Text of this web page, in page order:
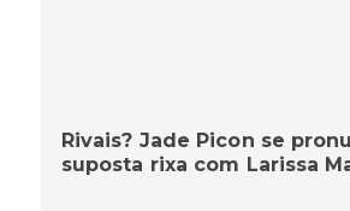
Rivais? Jade Picon se
suposta rixa com Larissa